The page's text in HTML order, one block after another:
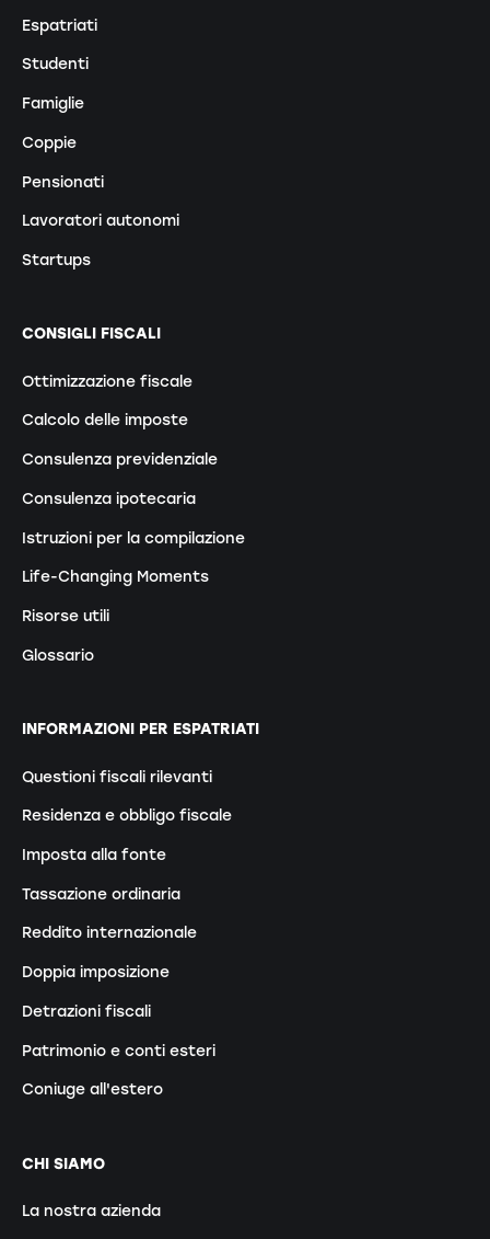
Espatriati
Studenti
Famiglie
Coppie
Pensionati
Lavoratori autonomi
Startups
CONSIGLI FISCALI
Ottimizzazione fiscale
Calcolo delle imposte
Consulenza previdenziale
Consulenza ipotecaria
Istruzioni per la compilazione
Life-Changing Moments
Risorse utili
Glossario
INFORMAZIONI PER ESPATRIATI
Questioni fiscali rilevanti
Residenza e obbligo fiscale
Imposta alla fonte
Tassazione ordinaria
Reddito internazionale
Doppia imposizione
Detrazioni fiscali
Patrimonio e conti esteri
Coniuge all'estero
CHI SIAMO
La nostra azienda